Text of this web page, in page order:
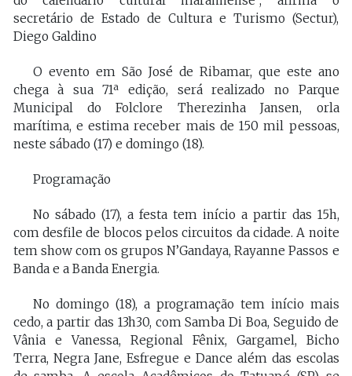
secretário de Estado de Cultura e Turismo (Sectur),
Diego Galdino
O evento em São José de Ribamar, que este ano
chega à sua 71ª edição, será realizado no Parque
Municipal do Folclore Therezinha Jansen, orla
marítima, e estima receber mais de 150 mil pessoas,
neste sábado (17) e domingo (18).
Programação
No sábado (17), a festa tem início a partir das 15h,
com desfile de blocos pelos circuitos da cidade. A noite
tem show com os grupos N’Gandaya, Rayanne Passos e
Banda e a Banda Energia.
No domingo (18), a programação tem início mais
cedo, a partir das 13h30, com Samba Di Boa, Seguido de
Vânia e Vanessa, Regional Fênix, Gargamel, Bicho
Terra, Negra Jane, Esfregue e Dance além das escolas